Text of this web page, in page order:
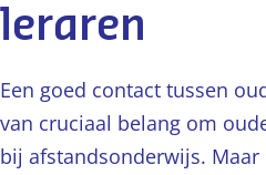
leraren
Een goed contact tussen
van cruciaal belang om
bij afstandsonderwijs. Maar